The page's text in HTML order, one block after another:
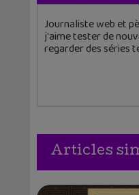
Journaliste web et
j'aime tester de
regarder des séries
Articles